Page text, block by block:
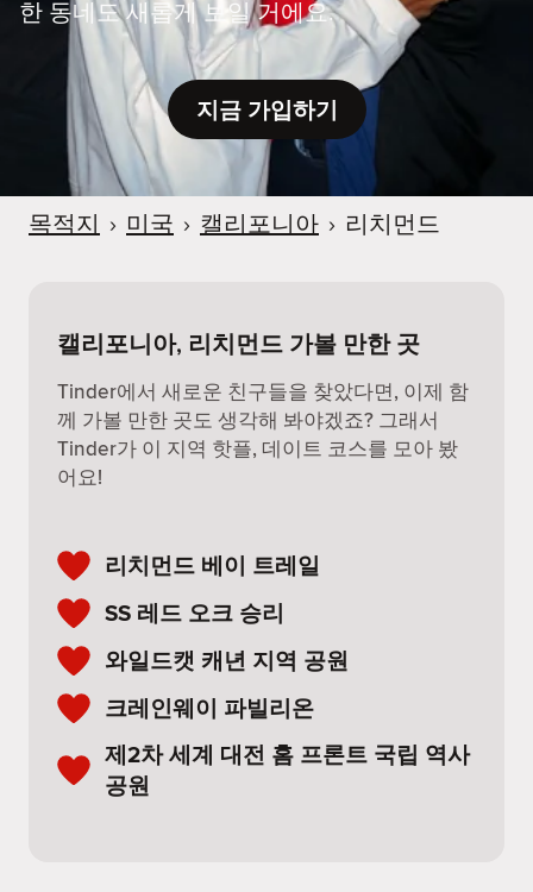
한 동네도 새롭게 보일 거에요.
지금 가입하기
목적지 › 미국 › 캘리포니아 › 리치먼드
캘리포니아, 리치먼드 가볼 만한 곳
Tinder에서 새로운 친구들을 찾았다면, 이제 함
께 가볼 만한 곳도 생각해 봐야겠죠? 그래서
Tinder가 이 지역 핫플, 데이트 코스를 모아 봤
어요!
리치먼드 베이 트레일
SS 레드 오크 승리
와일드캣 캐년 지역 공원
크레인웨이 파빌리온
제2차 세계 대전 홈 프론트 국립 역사
공원